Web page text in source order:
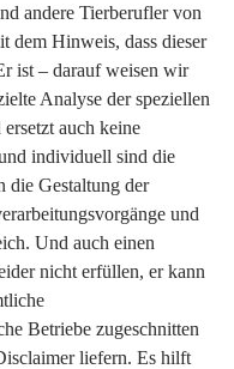
andere Tierberufler von
dem Hinweis, dass dieser
ist – darauf weisen wir
Analyse der speziellen
auch keine
individuell sind die
die Gestaltung der
und
Und auch einen
nicht erfüllen, er kann
Betriebe zugeschnitten
liefern. Es hilft